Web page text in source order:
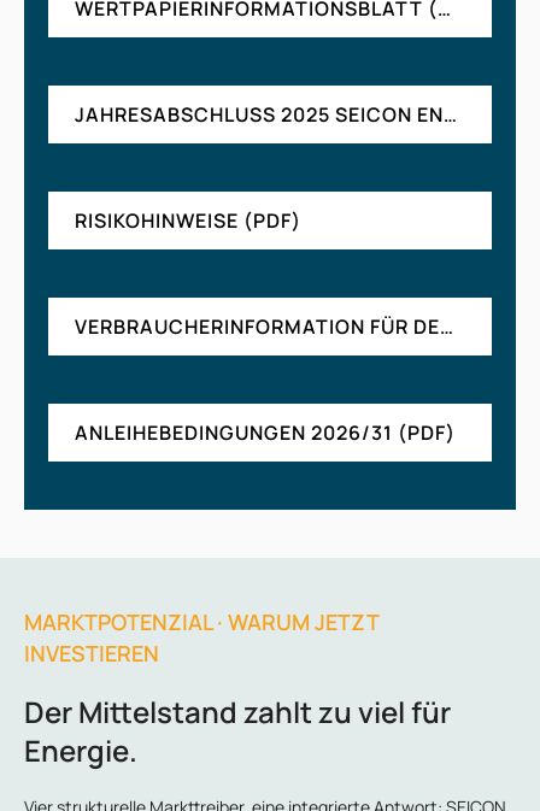
WERTPAPIERINFORMATIONSBLATT (WIB) (PDF)
JAHRESABSCHLUSS 2025 SEICON ENERGY GMBH (PDF)
RISIKOHINWEISE (PDF)
VERBRAUCHERINFORMATION FÜR DEN FERNABSATZ (PDF)
ANLEIHEBEDINGUNGEN 2026/31 (PDF)
MARKTPOTENZIAL · WARUM JETZT
INVESTIEREN
Der Mittelstand zahlt zu viel für
Energie.